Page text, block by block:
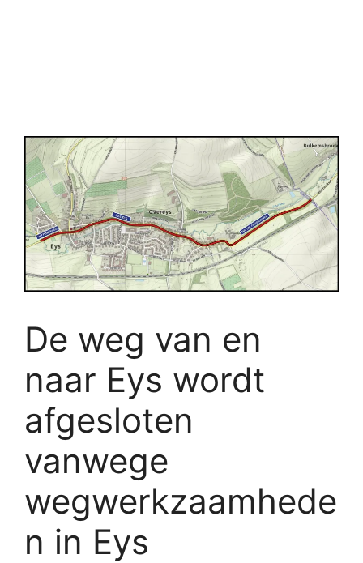
De weg van en
naar Eys wordt
afgesloten
vanwege
wegwerkzaamhede
n in Eys